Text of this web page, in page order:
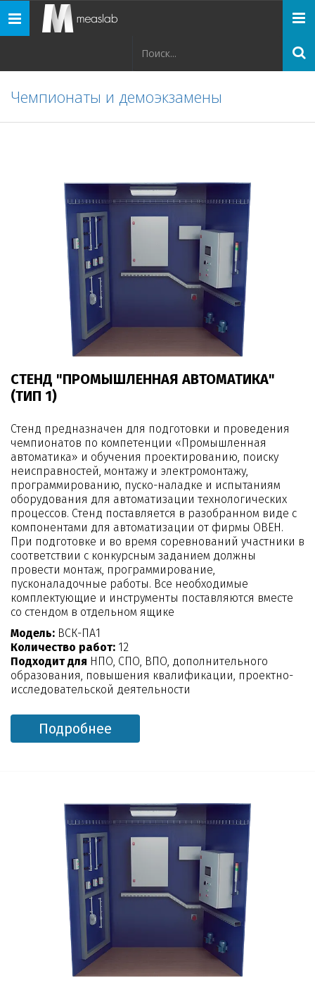
Панель
навигации
Чемпионаты и демоэкзамены
СТЕНД "ПРОМЫШЛЕННАЯ АВТОМАТИКА"
(ТИП 1)
Стенд предназначен для подготовки и проведения
чемпионатов по компетенции «Промышленная
автоматика» и обучения проектированию, поиску
неисправностей, монтажу и электромонтажу,
программированию, пуско-наладке и испытаниям
оборудования для автоматизации технологических
процессов. Стенд поставляется в разобранном виде с
компонентами для автоматизации от фирмы ОВЕН.
При подготовке и во время соревнований участники в
соответствии с конкурсным заданием должны
провести монтаж, программирование,
пусконаладочные работы. Все необходимые
комплектующие и инструменты поставляются вместе
со стендом в отдельном ящике
Модель: ВСК-ПА1
Количество работ: 12
Подходит для НПО, СПО, ВПО, дополнительного
образования, повышения квалификации, проектно-
исследовательской деятельности
Подробнее